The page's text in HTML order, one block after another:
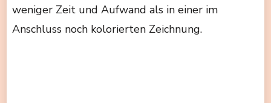
weniger Zeit und Aufwand als in einer im
Anschluss noch kolorierten Zeichnung.